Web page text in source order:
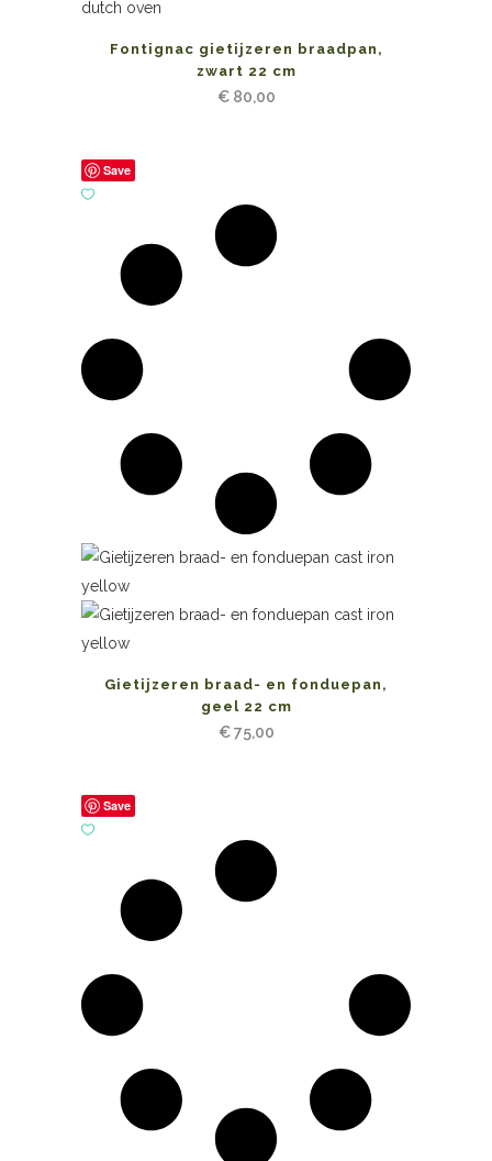
Fontignac gietijzeren braadpan,
zwart 22 cm
€80,00
Save
Gietijzeren braad- en fonduepan,
geel 22 cm
€75,00
Save